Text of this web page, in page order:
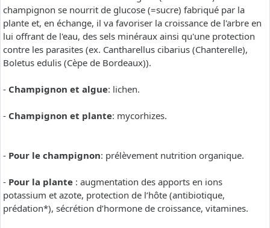
champignon se nourrit de glucose (=sucre) fabriqué par la
plante et, en échange, il va favoriser la croissance de l'arbre en
lui offrant de l'eau, des sels minéraux ainsi qu'une protection
contre les parasites (ex. Cantharellus cibarius (Chanterelle),
Boletus edulis (Cèpe de Bordeaux)).
- Champignon et algue: lichen.
- Champignon et plante: mycorhizes.
- Pour le champignon: prélèvement nutrition organique.
- Pour la plante : augmentation des apports en ions
potassium et azote, protection de l’hôte (antibiotique,
prédation*), sécrétion d’hormone de croissance, vitamines.